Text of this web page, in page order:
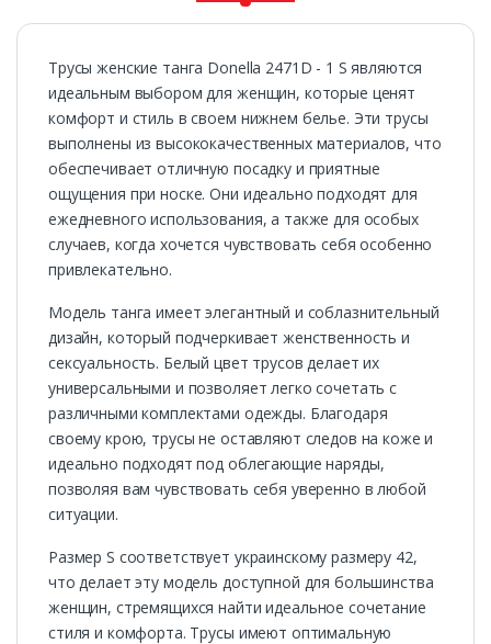
Трусы женские танга Donella 2471D - 1 S являются
идеальным выбором для женщин, которые ценят
комфорт и стиль в своем нижнем белье. Эти трусы
выполнены из высококачественных материалов, что
обеспечивает отличную посадку и приятные
ощущения при носке. Они идеально подходят для
ежедневного использования, а также для особых
случаев, когда хочется чувствовать себя особенно
привлекательно.
Модель танга имеет элегантный и соблазнительный
дизайн, который подчеркивает женственность и
сексуальность. Белый цвет трусов делает их
универсальными и позволяет легко сочетать с
различными комплектами одежды. Благодаря
своему крою, трусы не оставляют следов на коже и
идеально подходят под облегающие наряды,
позволяя вам чувствовать себя уверенно в любой
ситуации.
Размер S соответствует украинскому размеру 42,
что делает эту модель доступной для большинства
женщин, стремящихся найти идеальное сочетание
стиля и комфорта. Трусы имеют оптимальную